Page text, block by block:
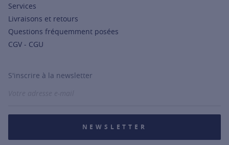
Services
Livraisons et retours
Questions fréquemment posées
CGV - CGU
S'inscrire à la newsletter
NEWSLETTER